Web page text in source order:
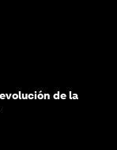
de la